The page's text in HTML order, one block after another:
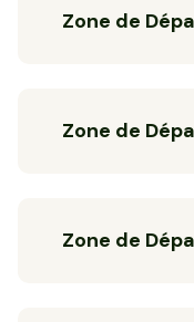
Zone de
Zone de
Zone de